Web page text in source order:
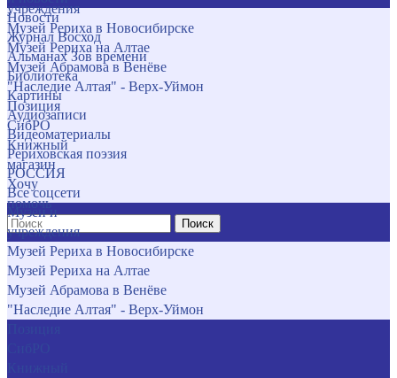
учреждения
Музей Рериха в Новосибирске
Музей Рериха на Алтае
Музей Абрамова в Венёве
"Наследие Алтая" - Верх-Уймон
Позиция
СибРО
Книжный
магазин
Хочу
помочь
Поиск
Новости
Журнал Восход
Альманах Зов времени
Библиотека
Картины
Аудиозаписи
Видеоматериалы
Рериховская поэзия
РОССИЯ
Все соцсети
Музеи и
учреждения
Музей Рериха в Новосибирске
Музей Рериха на Алтае
Музей Абрамова в Венёве
"Наследие Алтая" - Верх-Уймон